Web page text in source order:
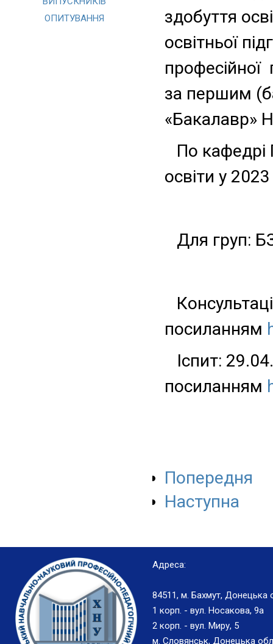
здобуття
освітньої
професійної
за першим
«Бакалавр»
По кафедрі
освіти у
Для груп:
посиланням
Іспит:
посиланням
Попередня
Наступна
ОПИТУВАННЯ
Адреса:
84511, м. Бахмут, Донецька
1 корп. - вул. Носакова, 9а
2 корп. - вул. Миру, 5
м. Словянськ, Донецька